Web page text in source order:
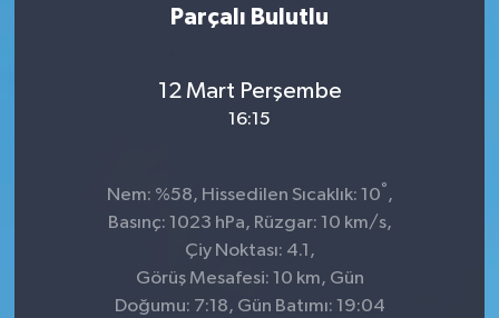
Parçalı Bulutlu
12 Mart Perşembe
16:15
Nem: %58, Hissedilen Sıcaklık: 10° ,
Basınç: 1023 hPa, Rüzgar: 10 km/s,
Çiy Noktası: 4.1,
Görüş Mesafesi: 10 km, Gün
Doğumu: 7:18, Gün Batımı: 19:04